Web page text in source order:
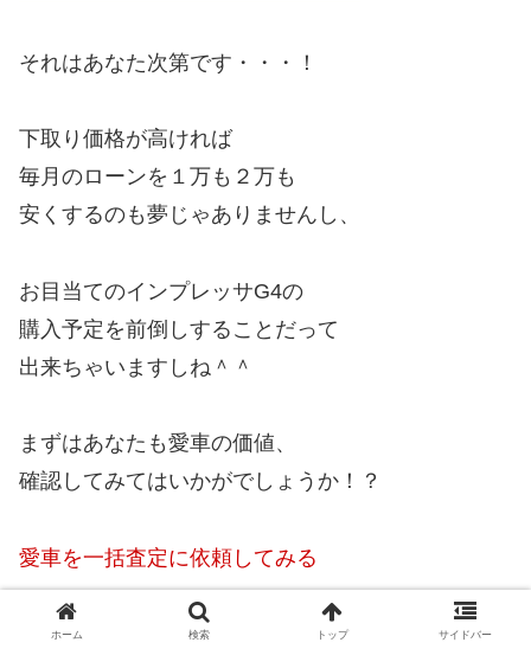
それはあなた次第です・・・！
下取り価格が高ければ
毎月のローンを１万も２万も
安くするのも夢じゃありませんし、
お目当てのインプレッサG4の
購入予定を前倒しすることだって
出来ちゃいますしね＾＾
まずはあなたも愛車の価値、
確認してみてはいかがでしょうか！？
愛車を一括査定に依頼してみる
↓ ↓ ↓
ホーム 検索 トップ サイドバー